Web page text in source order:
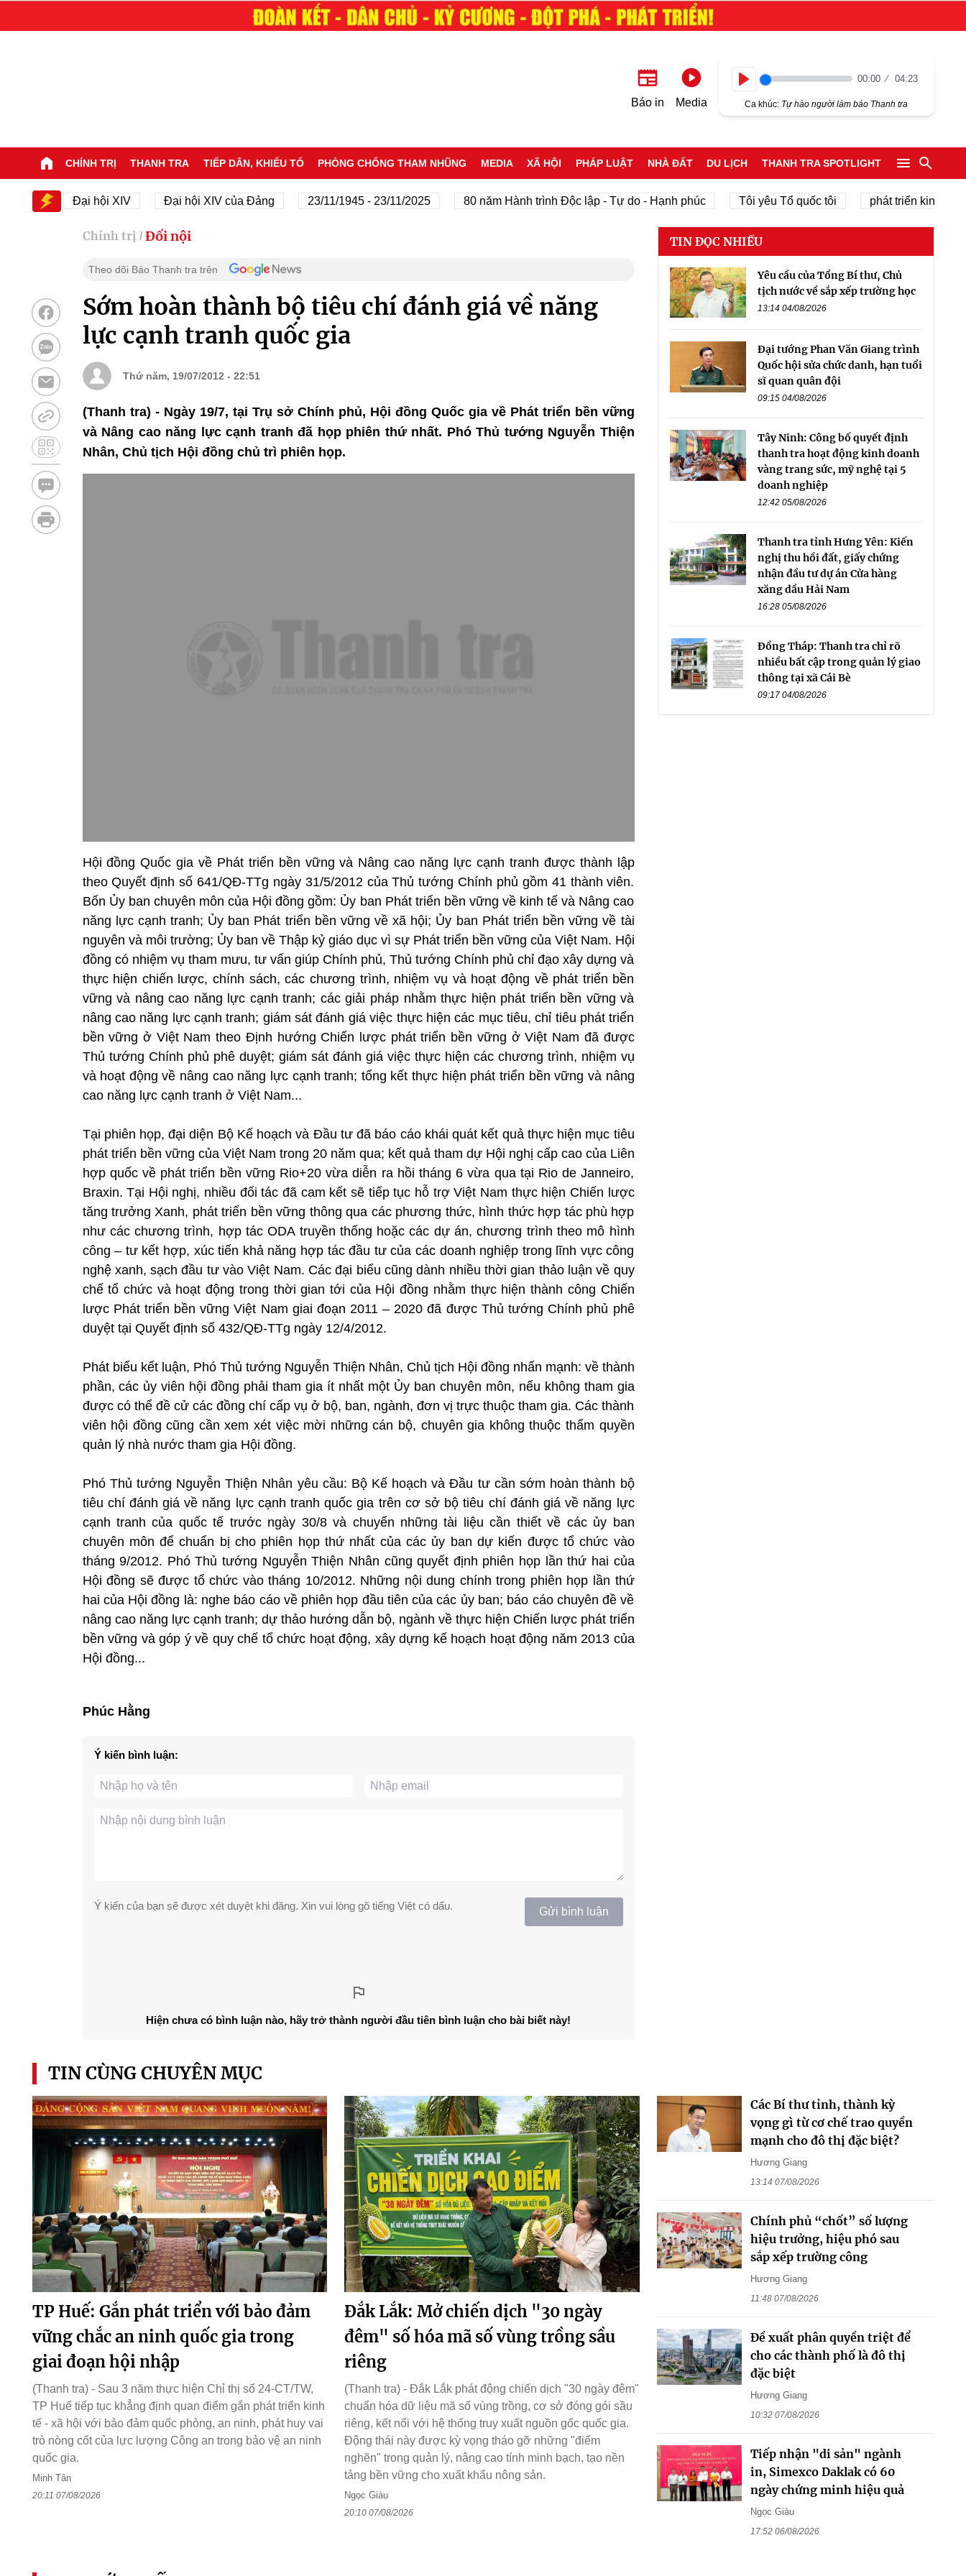
Báo in Media
00:00 04:23
Ca khúc: Tự hào người làm báo Thanh tra
CHÍNH TRỊ THANH TRA TIẾP DÂN, KHIẾU TỐ PHÒNG CHỐNG THAM NHŨNG MEDIA XÃ HỘI PHÁP LUẬT NHÀ ĐẤT DU LỊCH THANH TRA SPOTLIGHT
Đại hội XIV Đại hội XIV của Đảng 23/11/1945 - 23/11/2025 80 năm Hành trình Độc lập - Tự do - Hạnh phúc Tôi yêu Tổ quốc tôi phát triển kinh tế tư
Chính trị / Đối nội
Theo dõi Báo Thanh tra trên
Sớm hoàn thành bộ tiêu chí đánh giá về năng
lực cạnh tranh quốc gia
Thứ năm, 19/07/2012 - 22:51
(Thanh tra) - Ngày 19/7, tại Trụ sở Chính phủ, Hội đồng Quốc gia về Phát triển bền vững
và Nâng cao năng lực cạnh tranh đã họp phiên thứ nhất. Phó Thủ tướng Nguyễn Thiện
Nhân, Chủ tịch Hội đồng chủ trì phiên họp.
Hội đồng Quốc gia về Phát triển bền vững và Nâng cao năng lực cạnh tranh được thành lập
theo Quyết định số 641/QĐ-TTg ngày 31/5/2012 của Thủ tướng Chính phủ gồm 41 thành viên.
Bốn Ủy ban chuyên môn của Hội đồng gồm: Ủy ban Phát triển bền vững về kinh tế và Nâng cao
năng lực cạnh tranh; Ủy ban Phát triển bền vững về xã hội; Ủy ban Phát triển bền vững về tài
nguyên và môi trường; Ủy ban về Thập kỷ giáo dục vì sự Phát triển bền vững của Việt Nam. Hội
đồng có nhiệm vụ tham mưu, tư vấn giúp Chính phủ, Thủ tướng Chính phủ chỉ đạo xây dựng và
thực hiện chiến lược, chính sách, các chương trình, nhiệm vụ và hoạt động về phát triển bền
vững và nâng cao năng lực cạnh tranh; các giải pháp nhằm thực hiện phát triển bền vững và
nâng cao năng lực cạnh tranh; giám sát đánh giá việc thực hiện các mục tiêu, chỉ tiêu phát triển
bền vững ở Việt Nam theo Định hướng Chiến lược phát triển bền vững ở Việt Nam đã được
Thủ tướng Chính phủ phê duyệt; giám sát đánh giá việc thực hiện các chương trình, nhiệm vụ
và hoạt động về nâng cao năng lực cạnh tranh; tổng kết thực hiện phát triển bền vững và nâng
cao năng lực cạnh tranh ở Việt Nam...
Tại phiên họp, đại diện Bộ Kế hoạch và Đầu tư đã báo cáo khái quát kết quả thực hiện mục tiêu
phát triển bền vững của Việt Nam trong 20 năm qua; kết quả tham dự Hội nghị cấp cao của Liên
hợp quốc về phát triển bền vững Rio+20 vừa diễn ra hồi tháng 6 vừa qua tại Rio de Janneiro,
Braxin. Tại Hội nghị, nhiều đối tác đã cam kết sẽ tiếp tục hỗ trợ Việt Nam thực hiện Chiến lược
tăng trưởng Xanh, phát triển bền vững thông qua các phương thức, hình thức hợp tác phù hợp
như các chương trình, hợp tác ODA truyền thống hoặc các dự án, chương trình theo mô hình
công – tư kết hợp, xúc tiến khả năng hợp tác đầu tư của các doanh nghiệp trong lĩnh vực công
nghệ xanh, sạch đầu tư vào Việt Nam. Các đại biểu cũng dành nhiều thời gian thảo luận về quy
chế tổ chức và hoạt động trong thời gian tới của Hội đồng nhằm thực hiện thành công Chiến
lược Phát triển bền vững Việt Nam giai đoạn 2011 – 2020 đã được Thủ tướng Chính phủ phê
duyệt tại Quyết định số 432/QĐ-TTg ngày 12/4/2012.
Phát biểu kết luận, Phó Thủ tướng Nguyễn Thiện Nhân, Chủ tịch Hội đồng nhấn mạnh: về thành
phần, các ủy viên hội đồng phải tham gia ít nhất một Ủy ban chuyên môn, nếu không tham gia
được có thể đề cử các đồng chí cấp vụ ở bộ, ban, ngành, đơn vị trực thuộc tham gia. Các thành
viên hội đồng cũng cần xem xét việc mời những cán bộ, chuyên gia không thuộc thẩm quyền
quản lý nhà nước tham gia Hội đồng.
Phó Thủ tướng Nguyễn Thiện Nhân yêu cầu: Bộ Kế hoạch và Đầu tư cần sớm hoàn thành bộ
tiêu chí đánh giá về năng lực cạnh tranh quốc gia trên cơ sở bộ tiêu chí đánh giá về năng lực
cạnh tranh của quốc tế trước ngày 30/8 và chuyển những tài liệu cần thiết về các ủy ban
chuyên môn để chuẩn bị cho phiên họp thứ nhất của các ủy ban dự kiến được tổ chức vào
tháng 9/2012. Phó Thủ tướng Nguyễn Thiện Nhân cũng quyết định phiên họp lần thứ hai của
Hội đồng sẽ được tổ chức vào tháng 10/2012. Những nội dung chính trong phiên họp lần thứ
hai của Hội đồng là: nghe báo cáo về phiên họp đầu tiên của các ủy ban; báo cáo chuyên đề về
nâng cao năng lực cạnh tranh; dự thảo hướng dẫn bộ, ngành về thực hiện Chiến lược phát triển
bền vững và góp ý về quy chế tổ chức hoạt động, xây dựng kế hoạch hoạt động năm 2013 của
Hội đồng...
Phúc Hằng
Ý kiến bình luận:
Ý kiến của bạn sẽ được xét duyệt khi đăng. Xin vui lòng gõ tiếng Việt có dấu. Gửi bình luận
Hiện chưa có bình luận nào, hãy trở thành người đầu tiên bình luận cho bài biết này!
TIN ĐỌC NHIỀU
Yêu cầu của Tổng Bí thư, Chủ
tịch nước về sắp xếp trường học
13:14 04/08/2026
Đại tướng Phan Văn Giang trình
Quốc hội sửa chức danh, hạn tuổi
sĩ quan quân đội
09:15 04/08/2026
Tây Ninh: Công bố quyết định
thanh tra hoạt động kinh doanh
vàng trang sức, mỹ nghệ tại 5
doanh nghiệp
12:42 05/08/2026
Thanh tra tỉnh Hưng Yên: Kiến
nghị thu hồi đất, giấy chứng
nhận đầu tư dự án Cửa hàng
xăng dầu Hải Nam
16:28 05/08/2026
Đồng Tháp: Thanh tra chỉ rõ
nhiều bất cập trong quản lý giao
thông tại xã Cái Bè
09:17 04/08/2026
TIN CÙNG CHUYÊN MỤC
TP Huế: Gắn phát triển với bảo đảm
vững chắc an ninh quốc gia trong
giai đoạn hội nhập
(Thanh tra) - Sau 3 năm thực hiện Chỉ thị số 24-CT/TW,
TP Huế tiếp tục khẳng định quan điểm gắn phát triển kinh
tế - xã hội với bảo đảm quốc phòng, an ninh, phát huy vai
trò nòng cốt của lực lượng Công an trong bảo vệ an ninh
quốc gia.
Minh Tân
20:11 07/08/2026
Đắk Lắk: Mở chiến dịch "30 ngày
đêm" số hóa mã số vùng trồng sầu
riêng
(Thanh tra) - Đắk Lắk phát động chiến dịch "30 ngày đêm"
chuẩn hóa dữ liệu mã số vùng trồng, cơ sở đóng gói sầu
riêng, kết nối với hệ thống truy xuất nguồn gốc quốc gia.
Động thái này được kỳ vọng tháo gỡ những "điểm
nghẽn" trong quản lý, nâng cao tính minh bạch, tạo nền
tảng bền vững cho xuất khẩu nông sản.
Ngọc Giàu
20:10 07/08/2026
Các Bí thư tỉnh, thành kỳ
vọng gì từ cơ chế trao quyền
mạnh cho đô thị đặc biệt?
Hương Giang
13:14 07/08/2026
Chính phủ “chốt” số lượng
hiệu trưởng, hiệu phó sau
sắp xếp trường công
Hương Giang
11:48 07/08/2026
Đề xuất phân quyền triệt để
cho các thành phố là đô thị
đặc biệt
Hương Giang
10:32 07/08/2026
Tiếp nhận "di sản" ngành
in, Simexco Daklak có 60
ngày chứng minh hiệu quả
Ngọc Giàu
17:52 06/08/2026